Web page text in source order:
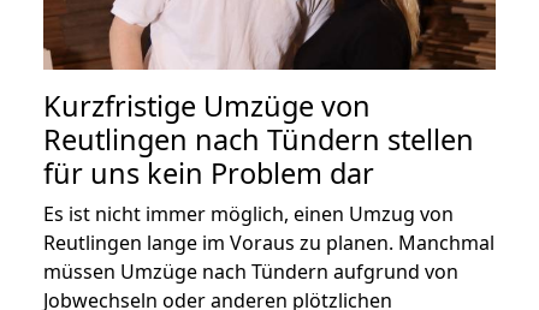
Kurzfristige Umzüge von
Reutlingen nach Tündern stellen
für uns kein Problem dar
Es ist nicht immer möglich, einen Umzug von
Reutlingen lange im Voraus zu planen. Manchmal
müssen Umzüge nach Tündern aufgrund von
Jobwechseln oder anderen plötzlichen